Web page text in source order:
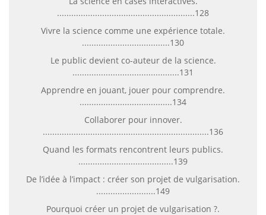
..........................................................128
Vivre la science comme une expérience totale.
.....................................130
Le public devient co-auteur de la science.
.............................................131
Apprendre en jouant, jouer pour comprendre.
.......................................134
Collaborer pour innover.
......................................................................136
Quand les formats rencontrent leurs publics.
........................................139
De l’idée à l’impact : créer son projet de vulgarisation.
.........................149
Pourquoi créer un projet de vulgarisation ?.